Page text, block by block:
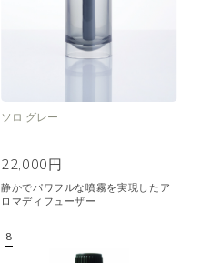
ソロ グレー
22,000円
静かでパワフルな噴霧を実現したア
ロマディフューザー